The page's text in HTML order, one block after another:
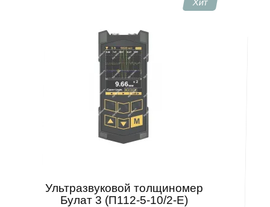
Хит
Ультразвуковой толщиномер
Булат 3 (П112-5-10/2-Е)